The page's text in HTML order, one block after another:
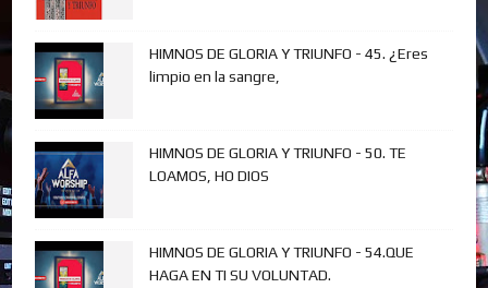
HIMNOS DE GLORIA Y TRIUNFO - 45. ¿Eres
limpio en la sangre,
HIMNOS DE GLORIA Y TRIUNFO - 50. TE
LOAMOS, HO DIOS
HIMNOS DE GLORIA Y TRIUNFO - 54.QUE
HAGA EN TI SU VOLUNTAD.